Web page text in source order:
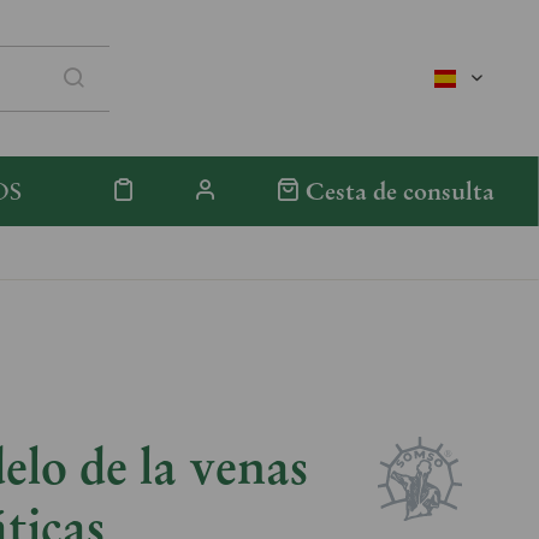
spanisch
Cesta de consulta
de la venas